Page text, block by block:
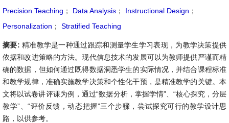
Precision Teaching ； Data Analysis ； Instructional Design ；
Personalization ； Stratified Teaching
摘要: 精准教学是一种通过跟踪和测量学生学习表现，为教学决策提供
依据和改进策略的方法。现代信息技术的发展可以为教师提供严谨而精
确的数据，但如何通过既得数据洞悉学生的实际情况，并结合课程标准
和教学规律，准确实施教学决策和个性化干预，是精准教学的关键。本
文将以试卷讲评课为例，通过“数据分析，掌握学情”、“核心探究，分层
教学”、“评价反馈，动态把握”三个步骤，尝试探究可行的教学设计思
路，以供参考。